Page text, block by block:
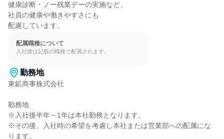
健康診断・ノー残業デーの実施など、
社員の健康や働きやすさにも
配慮しています。
配属職種について
入社後は記載の職種で配属されます。
勤務地
東鉱商事株式会社
勤務地
※入社後半年～1年は本社勤務となります。
※その後、入社時の希望を考慮し本社または営業部への配属にな
ります。